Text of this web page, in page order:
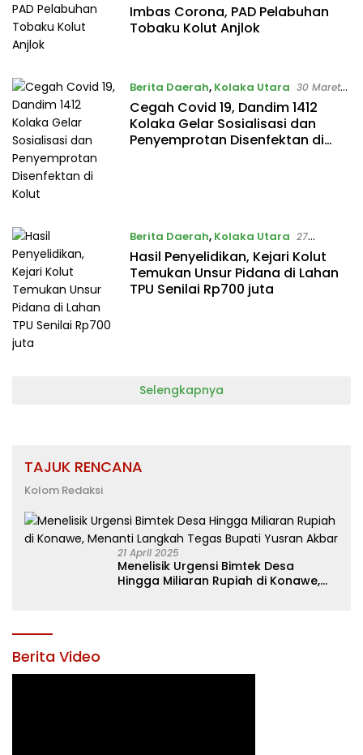
Imbas Corona, PAD Pelabuhan
Tobaku Kolut Anjlok
Berita Daerah, Kolaka Utara 30 Maret
2020
Cegah Covid 19, Dandim 1412
Kolaka Gelar Sosialisasi dan
Penyemprotan Disenfektan di
Berita Daerah, Kolaka Utara 27
Februari 2020
Hasil Penyelidikan, Kejari Kolut
Temukan Unsur Pidana di Lahan
TPU Senilai Rp700 juta
Selengkapnya
TAJUK RENCANA
Kolom Redaksi
21 April 2025
Menelisik Urgensi Bimtek Desa
Hingga Miliaran Rupiah di Konawe,
Berita Video